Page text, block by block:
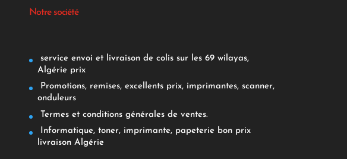
Notre société
service envoi et livraison de colis sur les 69 wilayas,
Algérie prix
Promotions, remises, excellents prix, imprimantes, scanner,
onduleurs
Termes et conditions générales de ventes.
Informatique, toner, imprimante, papeterie bon prix
livraison Algérie